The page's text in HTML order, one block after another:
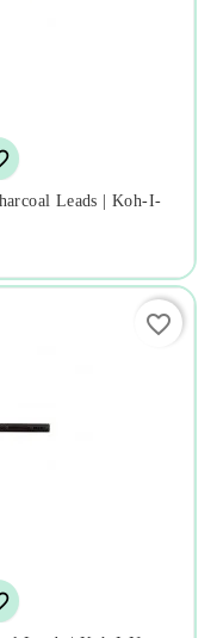
Leads | Koh-I-
favorite_border